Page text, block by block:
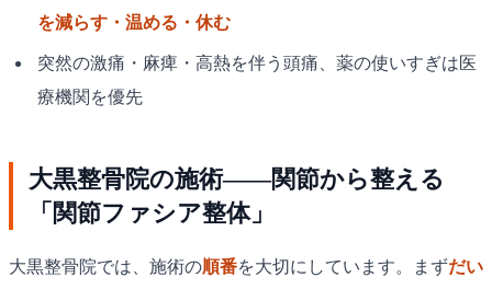
を減らす・温める・休む
突然の激痛・麻痺・高熱を伴う頭痛、薬の使いすぎは医
療機関を優先
大黒整骨院の施術——関節から整える
「関節ファシア整体」
大黒整骨院では、施術の順番を大切にしています。まずだい